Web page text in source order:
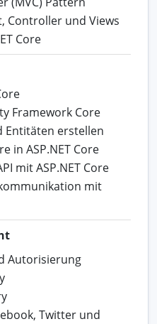
Controller und Views
Core
Framework Core
Entitäten erstellen
in ASP.NET Core
mit ASP.NET Core
mit
Autorisierung
Twitter und